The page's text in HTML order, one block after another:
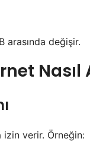
arasında değişir.
Nasıl
izin verir. Örneğin: